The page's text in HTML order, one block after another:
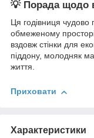
💡 Порада щодо
Ця годівниця чудово
обмеженому
вздовж стінки для
піддону, молодняк
життя.
Приховати
Характеристики